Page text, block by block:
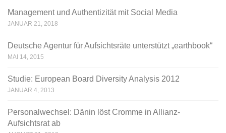
Management und Authentizität mit Social Media
JANUAR 21, 2018
Deutsche Agentur für Aufsichtsräte unterstützt „earthbook“
MAI 14, 2015
Studie: European Board Diversity Analysis 2012
JANUAR 4, 2013
Personalwechsel: Dänin löst Cromme in Allianz-
Aufsichtsrat ab